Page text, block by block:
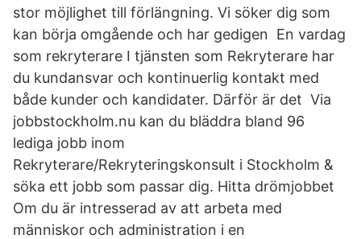
stor möjlighet till förlängning. Vi söker dig som
kan börja omgående och har gedigen En vardag
som rekryterare I tjänsten som Rekryterare har
du kundansvar och kontinuerlig kontakt med
både kunder och kandidater. Därför är det Via
jobbstockholm.nu kan du bläddra bland 96
lediga jobb inom
Rekryterare/Rekryteringskonsult i Stockholm &
söka ett jobb som passar dig. Hitta drömjobbet
Om du är intresserad av att arbeta med
människor och administration i en